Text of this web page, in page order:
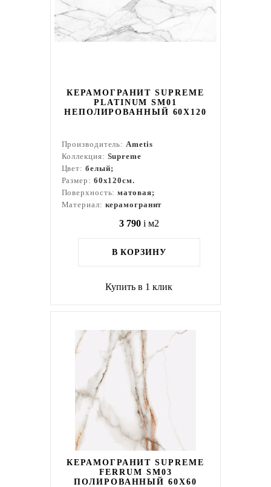
КЕРАМОГРАНИТ SUPREME
PLATINUM SM01
НЕПОЛИРОВАННЫЙ 60X120
Производитель:Ametis
Коллекция: Supreme
Цвет: белый;
Размер: 60x120см.
Поверхность:матовая;
Материал: керамогранит
3 790 i м2
В КОРЗИНУ
Купить в 1 клик
КЕРАМОГРАНИТ SUPREME
FERRUM SM03
ПОЛИРОВАННЫЙ 60X60